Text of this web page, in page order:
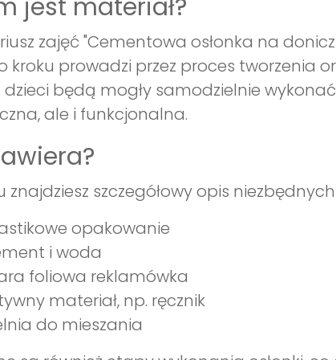
jest materiał?
zajęć "Cementowa osłonka na
kroku prowadzi przez proces tworzenia
będą mogły samodzielnie
ale i funkcjonalna.
znajdziesz szczegółowy opis
opakowanie
i woda
foliowa reklamówka
materiał, np. ręcznik
do mieszania